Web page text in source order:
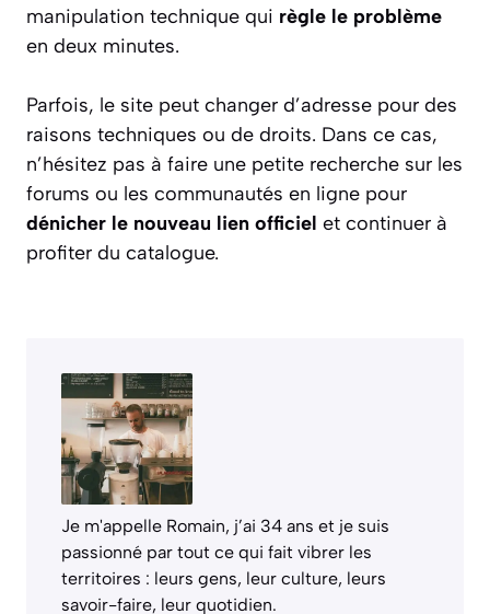
manipulation technique qui règle le problème
en deux minutes.
Parfois, le site peut changer d’adresse pour des
raisons techniques ou de droits. Dans ce cas,
n’hésitez pas à faire une petite recherche sur les
forums ou les communautés en ligne pour
dénicher le nouveau lien officiel et continuer à
profiter du catalogue.
Je m'appelle Romain, j’ai 34 ans et je suis
passionné par tout ce qui fait vibrer les
territoires : leurs gens, leur culture, leurs
savoir-faire, leur quotidien.